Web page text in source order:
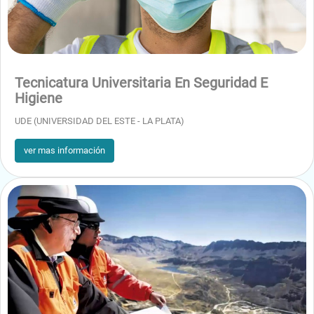
Protección de edificios contra la humedad.
Entibaciones.
Desagües
Canales.
Alcantarillado
Cubiertas
Impostas y cornisas.
Módulo 6
Encofrado.
Cubicación
Demolición y movimiento de tierras.
Pavimentos.
Tecnicatura Universitaria En Seguridad E
Higiene
UDE (UNIVERSIDAD DEL ESTE - LA PLATA)
ver mas información